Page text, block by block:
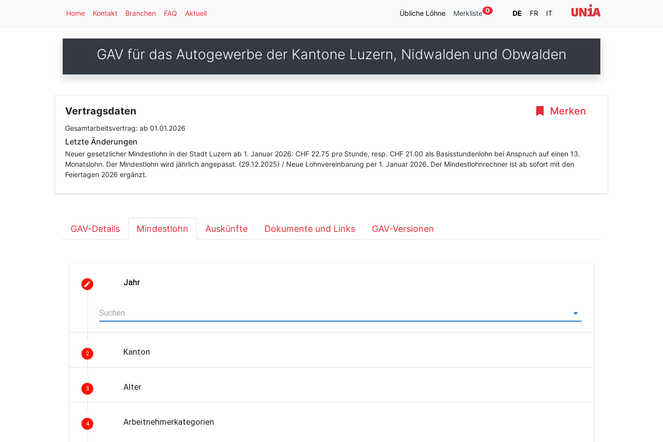
Home Kontakt Branchen FAQ Aktuell Übliche Löhne Merkliste 0 DE FR IT
GAV für das Autogewerbe der Kantone Luzern, Nidwalden und Obwalden
Merken
Vertragsdaten
Gesamtarbeitsvertrag: ab 01.01.2026
Letzte Änderungen
Neuer gesetzlicher Mindestlohn in der Stadt Luzern ab 1. Januar 2026: CHF 22.75 pro Stunde, resp. CHF 21.00 als Basisstundenlohn bei Anspruch auf einen 13.
Monatslohn. Der Mindestlohn wird jährlich angepasst. (29.12.2025) / Neue Lohnvereinbarung per 1. Januar 2026. Der Mindestlohnrechner ist ab sofort mit den
Feiertagen 2026 ergänzt.
GAV-Details Mindestlohn Auskünfte Dokumente und Links GAV-Versionen
Jahr
2 Kanton
3 Alter
4 Arbeitnehmerkategorien